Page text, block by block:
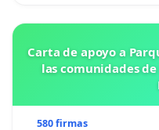
Carta de apoyo a
las comunidades
580 firmas